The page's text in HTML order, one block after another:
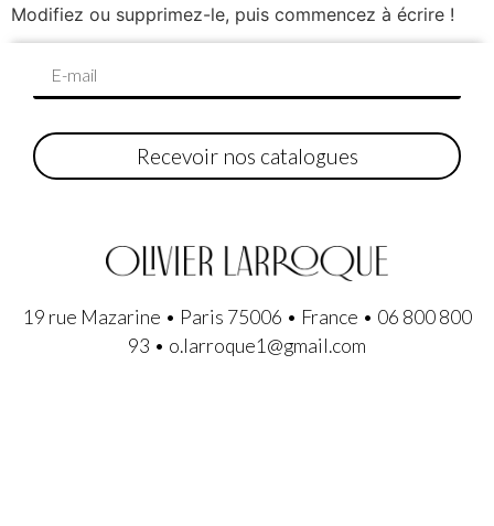
Modifiez ou supprimez-le, puis commencez à écrire !
Recevoir nos catalogues
19 rue Mazarine • Paris 75006 • France • 06 800 800
93 • o.larroque1@gmail.com